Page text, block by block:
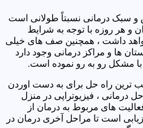
و سبک درمانی نسبتاً طولانی است
و هر روزه با توجه به شرایط
داشت ، همچنین صف های خیلی
ها و مراکز درمانی وجود دارد
مشکل رو به رو نموده است.
ترین راه حل برای به دست اوردن
درمانی ، فیزیوتراپی در منزل
های مربوط به درمان از
است تا مراحل آخری درمان در